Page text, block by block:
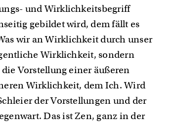
und Wirklichkeitsbegriff
gebildet wird, dem fällt es
wir an Wirklichkeit durch unser
Wirklichkeit, sondern
Vorstellung einer äußeren
Wirklichkeit, dem Ich. Wird
der Vorstellungen und der
Das ist Zen, ganz in der